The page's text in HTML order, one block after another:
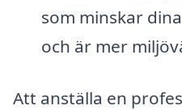
som minskar
och är mer
Att anställa en